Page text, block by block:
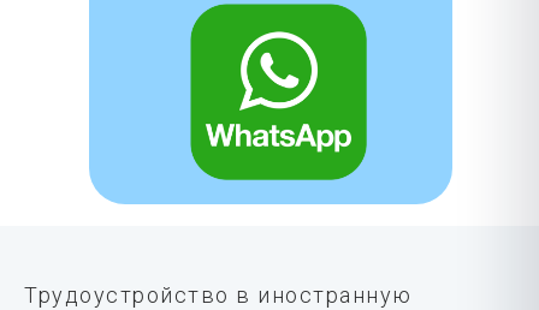
Трудоустройство в иностранную